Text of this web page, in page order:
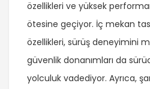
özellikleri ve yüksek
ötesine geçiyor. İç mekan
özellikleri, sürüş deneyimini
güvenlik donanımları da
yolculuk vadediyor. Ayrıca,